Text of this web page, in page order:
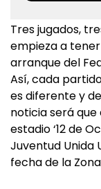
Tres jugados,
empieza a
arranque del
Así, cada
es diferente y
noticia será
estadio ‘12 de
Juventud Unida
fecha de la